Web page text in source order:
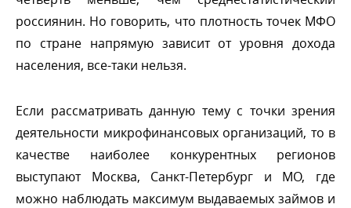
россиянин. Но говорить, что плотность точек МФО
по стране напрямую зависит от уровня дохода
населения, все-таки нельзя.
Если рассматривать данную тему с точки зрения
деятельности микрофинансовых организаций, то
качестве наиболее конкурентных регионо
ыступают Москва, Санкт-Петербург и МО, где
можно наблюдать максимум выдаваемых займов и